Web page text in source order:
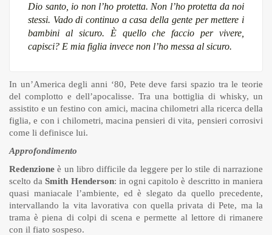
Dio santo, io non l’ho protetta. Non l’ho protetta da noi
stessi. Vado di continuo a casa della gente per mettere i
bambini al sicuro. È quello che faccio per vivere,
capisci? E mia figlia invece non l’ho messa al sicuro.
In un’America degli anni ‘80, Pete deve farsi spazio tra le teorie
del complotto e dell’apocalisse. Tra una bottiglia di whisky, un
assistito e un festino con amici, macina chilometri alla ricerca della
figlia, e con i chilometri, macina pensieri di vita, pensieri corrosivi
come li definisce lui.
Approfondimento
Redenzioneè un libro difficile da leggere per lo stile di narrazione
scelto daSmith Henderson: in ogni capitolo è descritto in maniera
quasi maniacale l’ambiente, ed è slegato da quello precedente,
intervallando la vita lavorativa con quella privata di Pete, ma la
trama è piena di colpi di scena e permette al lettore di rimanere
con il fiato sospeso.